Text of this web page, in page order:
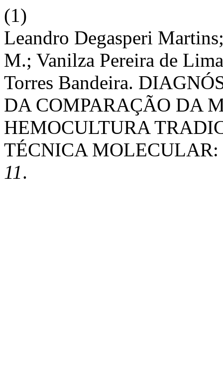
(1)
Leandro Degasperi
M.; Vanilza Pereira de
Torres Bandeira.
DA COMPARAÇÃO DA
HEMOCULTURA
TÉCNICA MOLECULAR:
11.